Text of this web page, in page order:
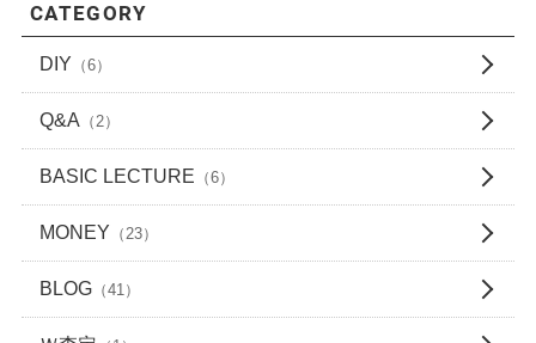
CATEGORY
DIY （6）
Q&A（2）
BASIC LECTURE （6）
MONEY （23）
BLOG（41）